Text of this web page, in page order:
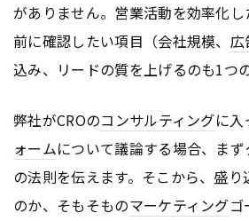
がありません。営業活動を効率化
前に確認したい項目（会社規模、 広
込み、リードの質を上げるのも1つ
弊社がCROのコンサルティングに入
ォームについて議論する場合、ま
の法則を伝えます。そこから、盛
のか、そもそものマーケティング